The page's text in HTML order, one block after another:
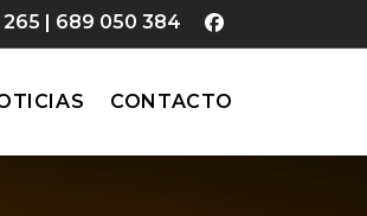
265 | 689 050 384
CONTACTO